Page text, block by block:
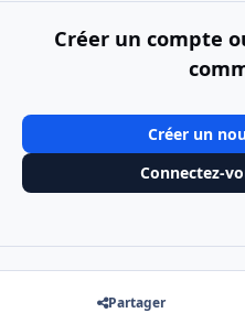
Créer un compte
Créer un
Connectez-
Partager